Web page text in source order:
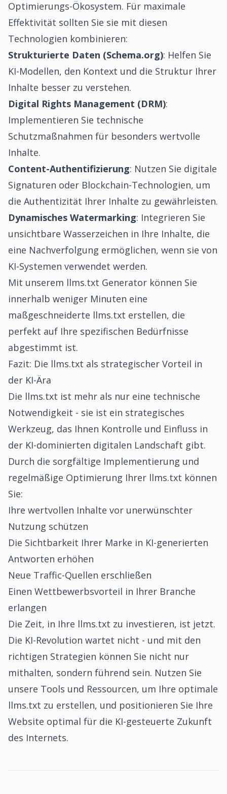
Optimierungs-Ökosystem. Für maximale
Effektivität sollten Sie sie mit diesen
Technologien kombinieren:
Strukturierte Daten (Schema.org): Helfen Sie
KI-Modellen, den Kontext und die Struktur Ihrer
Inhalte besser zu verstehen.
Digital Rights Management (DRM):
Implementieren Sie technische
Schutzmaßnahmen für besonders wertvolle
Inhalte.
Content-Authentifizierung: Nutzen Sie digitale
Signaturen oder Blockchain-Technologien, um
die Authentizität Ihrer Inhalte zu gewährleisten.
Dynamisches Watermarking: Integrieren Sie
unsichtbare Wasserzeichen in Ihre Inhalte, die
eine Nachverfolgung ermöglichen, wenn sie von
KI-Systemen verwendet werden.
Mit unserem llms.txt Generator können Sie
innerhalb weniger Minuten eine
maßgeschneiderte llms.txt erstellen, die
perfekt auf Ihre spezifischen Bedürfnisse
abgestimmt ist.
Fazit: Die llms.txt als strategischer Vorteil in
der KI-Ära
Die llms.txt ist mehr als nur eine technische
Notwendigkeit - sie ist ein strategisches
Werkzeug, das Ihnen Kontrolle und Einfluss in
der KI-dominierten digitalen Landschaft gibt.
Durch die sorgfältige Implementierung und
regelmäßige Optimierung Ihrer llms.txt können
Sie:
Ihre wertvollen Inhalte vor unerwünschter
Nutzung schützen
Die Sichtbarkeit Ihrer Marke in KI-generierten
Antworten erhöhen
Neue Traffic-Quellen erschließen
Einen Wettbewerbsvorteil in Ihrer Branche
erlangen
Die Zeit, in Ihre llms.txt zu investieren, ist jetzt.
Die KI-Revolution wartet nicht - und mit den
richtigen Strategien können Sie nicht nur
mithalten, sondern führend sein. Nutzen Sie
unsere Tools und Ressourcen, um Ihre optimale
llms.txt zu erstellen, und positionieren Sie Ihre
Website optimal für die KI-gesteuerte Zukunft
des Internets.